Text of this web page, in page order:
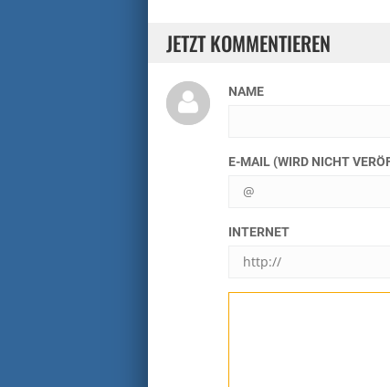
JETZT KOMMENTIEREN
NAME
E-MAIL (WIRD NICHT
INTERNET